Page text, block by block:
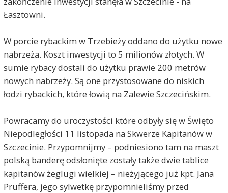
Łasztowni.
W porcie rybackim w Trzebieży oddano do użytku nowe
nabrzeża. Koszt inwestycji to 5 milionów złotych. W
sumie rybacy dostali do użytku prawie 200 metrów
nowych nabrzeży. Są one przystosowane do niskich
łodzi rybackich, które łowią na Zalewie Szczecińskim.
Powracamy do uroczystości które odbyły się w Święto
Niepodległości 11 listopada na Skwerze Kapitanów w
Szczecinie. Przypomnijmy – podniesiono tam na maszt
polską banderę odsłonięte zostały także dwie tablice
kapitanów żeglugi wielkiej – nieżyjącego już kpt. Jana
Pruffera, jego sylwetkę przypomnieliśmy przed